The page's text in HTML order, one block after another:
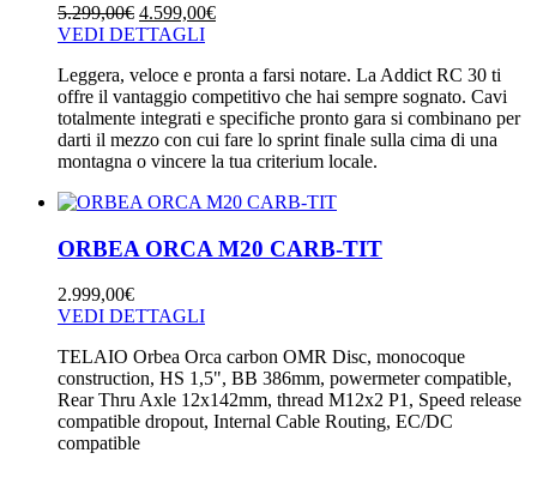
5.299,00€ 4.599,00€
VEDI DETTAGLI
Leggera, veloce e pronta a farsi notare. La Addict RC 30 ti
offre il vantaggio competitivo che hai sempre sognato. Cavi
totalmente integrati e specifiche pronto gara si combinano per
darti il mezzo con cui fare lo sprint finale sulla cima di una
montagna o vincere la tua criterium locale.
ORBEA ORCA M20 CARB-TIT
2.999,00€
VEDI DETTAGLI
TELAIO Orbea Orca carbon OMR Disc, monocoque
construction, HS 1,5", BB 386mm, powermeter compatible,
Rear Thru Axle 12x142mm, thread M12x2 P1, Speed release
compatible dropout, Internal Cable Routing, EC/DC
compatible